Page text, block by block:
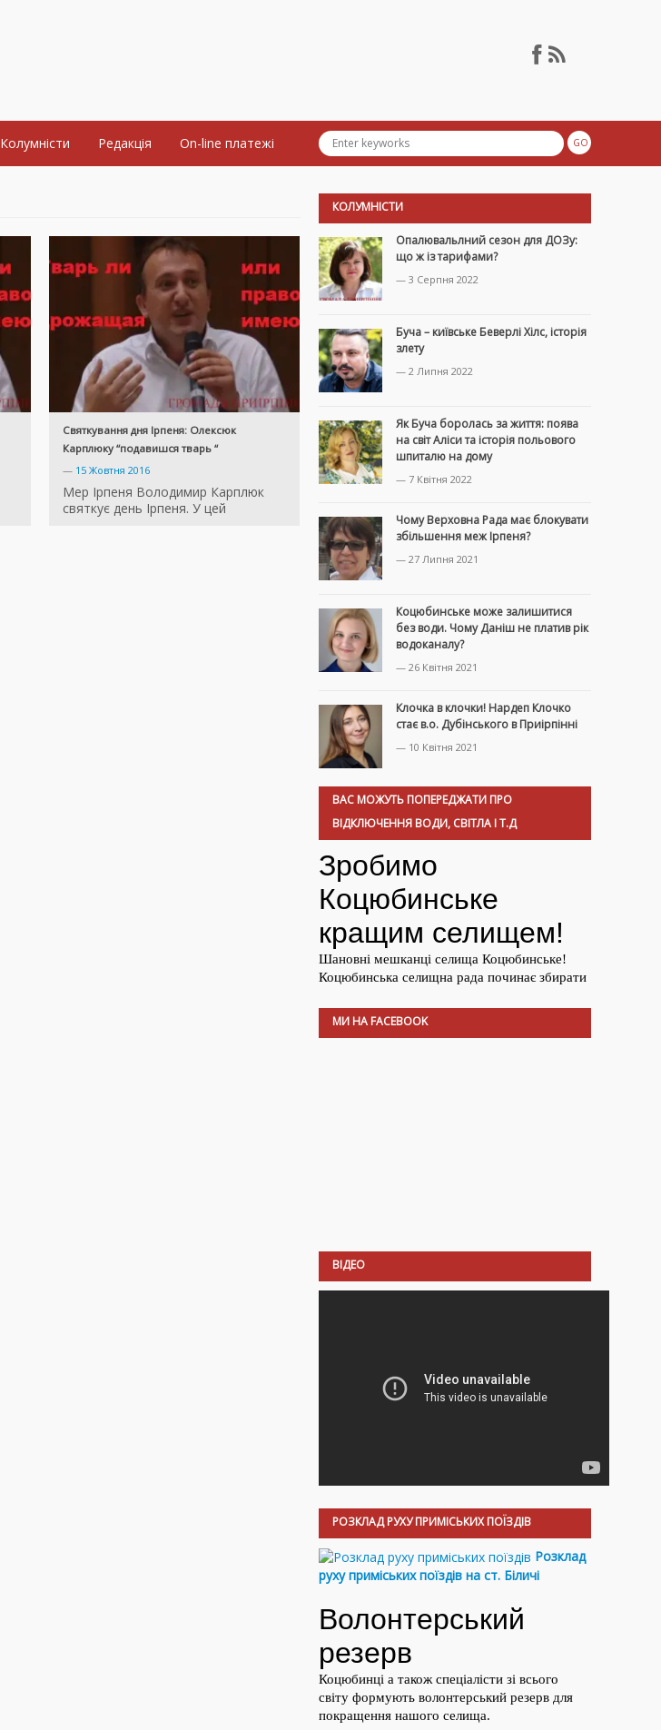
Колумністи Редакція On-line платежі
Святкування дня Ірпеня: Олексюк
Карплюку “подавишся тварь “
— 15 Жовтня 2016
Мер Ірпеня Володимир Карплюк
святкує день Ірпеня. У цей
КОЛУМНІСТИ
Опалювальлний сезон для ДОЗу:
що ж із тарифами?
— 3 Серпня 2022
Буча – київське Беверлі Хілс, історія
злету
— 2 Липня 2022
Як Буча боролась за життя: поява
на світ Аліси та історія польового
шпиталю на дому
— 7 Квітня 2022
Чому Верховна Рада має блокувати
збільшення меж Ірпеня?
— 27 Липня 2021
Коцюбинське може залишитися
без води. Чому Даніш не платив рік
водоканалу?
— 26 Квітня 2021
Клочка в клочки! Нардеп Клочко
стає в.о. Дубінського в Приірпінні
— 10 Квітня 2021
ВАС МОЖУТЬ ПОПЕРЕДЖАТИ ПРО
ВІДКЛЮЧЕННЯ ВОДИ, СВІТЛА І Т.Д
МИ НА FACEBOOK
ВІДЕО
РОЗКЛАД РУХУ ПРИМІСЬКИХ ПОЇЗДІВ
Розклад
руху приміських поїздів на ст. Біличі